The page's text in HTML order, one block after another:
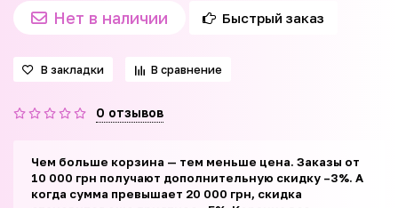
Нет в наличии Быстрый заказ
В закладки В сравнение
0 отзывов
Чем больше корзина — тем меньше цена. Заказы от
10 000 грн получают дополнительную скидку –3%. А
когда сумма превышает 20 000 грн, скидка